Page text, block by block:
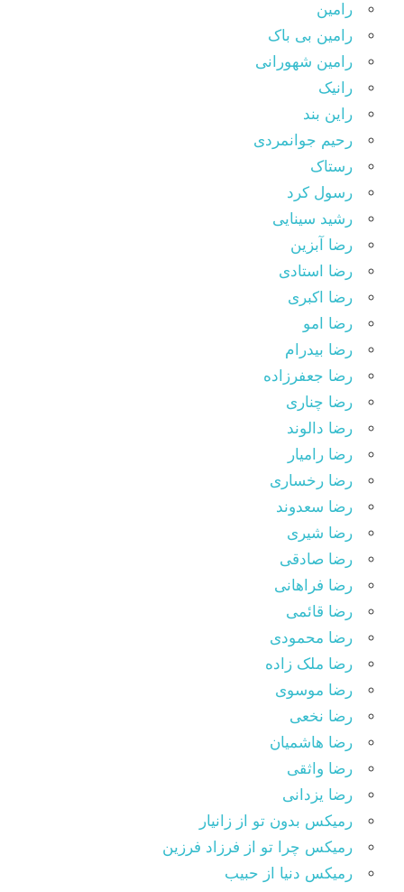
رامین
رامین بی باک
رامین شهورانی
رانیک
راین بند
رحیم جوانمردی
رستاک
رسول کرد
رشید سینایی
رضا آبزین
رضا استادی
رضا اکبری
رضا امو
رضا بیدرام
رضا جعفرزاده
رضا چناری
رضا دالوند
رضا رامیار
رضا رخساری
رضا سعدوند
رضا شیری
رضا صادقی
رضا فراهانی
رضا قائمی
رضا محمودی
رضا ملک زاده
رضا موسوی
رضا نخعی
رضا هاشمیان
رضا واثقی
رضا یزدانی
رمیکس بدون تو از زانیار
رمیکس چرا تو از فرزاد فرزین
رمیکس دنیا از حبیب